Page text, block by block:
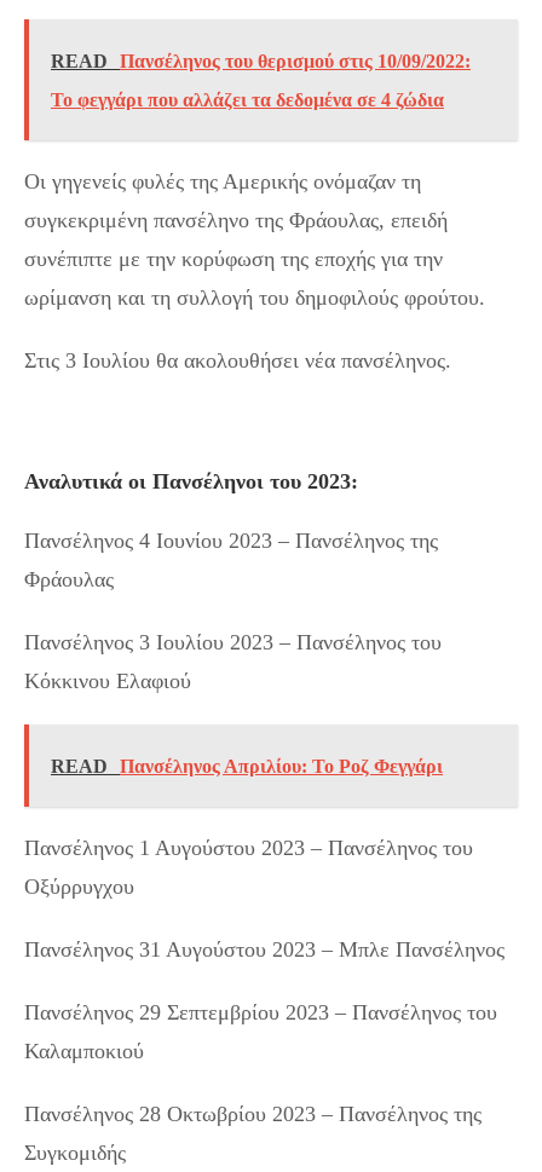
READ
Πανσέληνος του θερισμού στις 10/09/2022:
Το φεγγάρι που αλλάζει τα δεδομένα σε 4 ζώδια
Οι γηγενείς φυλές της Αμερικής ονόμαζαν τη
συγκεκριμένη πανσέληνο της Φράουλας, επειδή
συνέπιπτε με την κορύφωση της εποχής για την
ωρίμανση και τη συλλογή του δημοφιλούς φρούτου.
Στις 3 Ιουλίου θα ακολουθήσει νέα πανσέληνος.
Αναλυτικά οι Πανσέληνοι του 2023:
Πανσέληνος 4 Ιουνίου 2023 – Πανσέληνος της
Φράουλας
Πανσέληνος 3 Ιουλίου 2023 – Πανσέληνος του
Κόκκινου Ελαφιού
READ Πανσέληνος Απριλίου: Το Ροζ Φεγγάρι
Πανσέληνος 1 Αυγούστου 2023 – Πανσέληνος του
Οξύρρυγχου
Πανσέληνος 31 Αυγούστου 2023 – Μπλε Πανσέληνος
Πανσέληνος 29 Σεπτεμβρίου 2023 – Πανσέληνος του
Καλαμποκιού
Πανσέληνος 28 Οκτωβρίου 2023 – Πανσέληνος της
Συγκομιδής